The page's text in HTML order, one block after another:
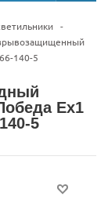
-
140-5
Ex1
5